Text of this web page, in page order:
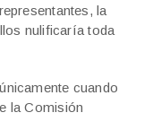
la
nulificaría toda
cuando
la Comisión